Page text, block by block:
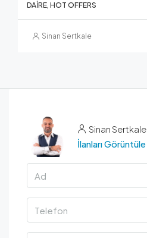
DAIRE, HOT OFFERS
Sinan Sertkale
Sinan Sertkale
İlanları Görüntüle